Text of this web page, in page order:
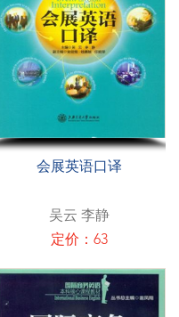
会展英语口译
吴云 李静
定价：63